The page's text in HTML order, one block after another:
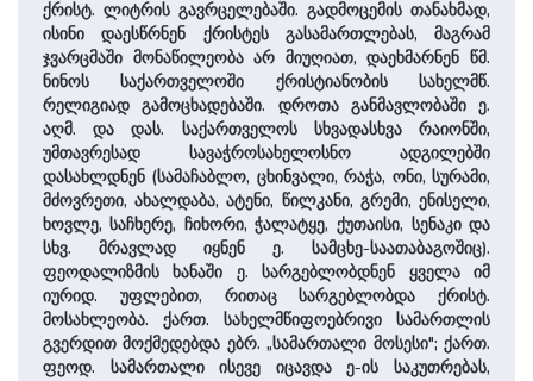
ქრისტ. ლიტრის გავრცელებაში. გადმოცემის თანახმად,
ისინი დაესწრნენ ქრისტეს გასამართლებას, მაგრამ
ჯვარცმაში მონაწილეობა არ მიუღიათ, დაეხმარნენ წმ.
ნინოს საქართველოში ქრისტიანობის სახელმწ.
რელიგიად გამოცხადებაში. დროთა განმავლობაში ე.
აღმ. და დას. საქართველოს სხვადასხვა რაიონში,
უმთავრესად სავაჭროსახელოსნო ადგილებში
დასახლდნენ (სამაჩაბლო, ცხინვალი, რაჭა, ონი, სურამი,
მძოვრეთი, ახალდაბა, ატენი, წილკანი, გრემი, ენისელი,
ხოვლე, საჩხერე, ჩიხორი, ჭალატყე, ქუთაისი, სენაკი და
სხვ. მრავლად იყნენ ე. სამცხე-საათაბაგოშიც).
ფეოდალიზმის ხანაში ე. სარგებლობდნენ ყველა იმ
იურიდ. უფლებით, რითაც სარგებლობდა ქრისტ.
მოსახლეობა. ქართ. სახელმწიფოებრივი სამართლის
გვერდით მოქმედებდა ებრ. „სამართალი მოსესი"; ქართ.
ფეოდ. სამართალი ისევე იცავდა ე-ის საკუთრებას,